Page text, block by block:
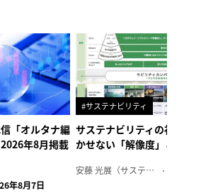
「オルタナ編
年8月掲載
年8月7日
#サステナビリティ
サステナビリティの社内浸
かせない「解像度」とは
安藤 光展（サステナビリティ・コンサルタント）